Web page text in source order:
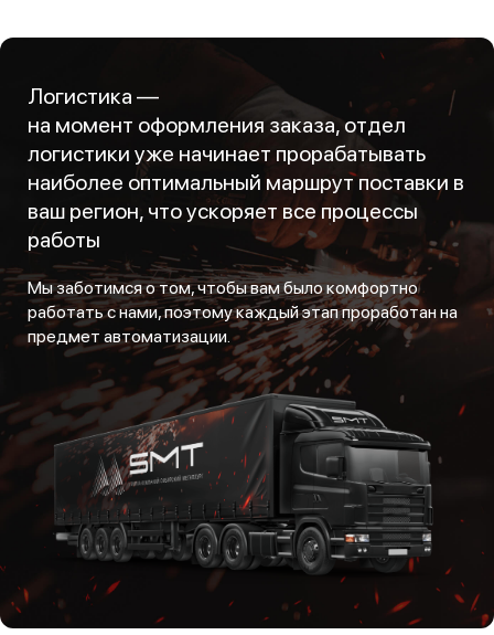
Логистика —
на момент оформления заказа, отдел
логистики уже начинает прорабатывать
наиболее оптимальный маршрут поставки в
ваш регион, что ускоряет все процессы
работы
Мы заботимся о том, чтобы вам было комфортно
работать с нами, поэтому каждый этап проработан на
предмет автоматизации.